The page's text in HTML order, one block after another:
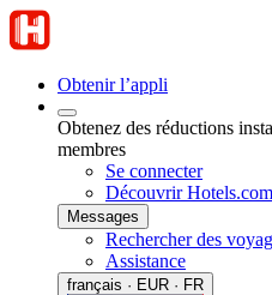
Obtenir l’appli
Obtenez des réductions
membres
Se connecter
Découvrir
Messages
Rechercher des
Assistance
français · EUR · FR